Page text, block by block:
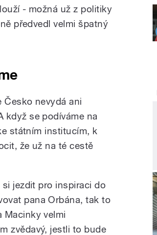
- možná už z politiky
předvedl velmi špatný
Česko nevydá ani
když se podíváme na
státním institucím, k
že už na té cestě
si jezdit pro inspiraci do
pana Orbána, tak to
Macinky velmi
zvědavý, jestli to bude